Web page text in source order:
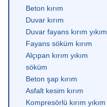
Beton kırım
Duvar kırım
Duvar fayans kırım yıkım
Fayans söküm kırım
Alçıpan kırım yıkım
söküm
Beton şap kırım
Asfalt kesim kırım
Kompresörlü kırım yıkım